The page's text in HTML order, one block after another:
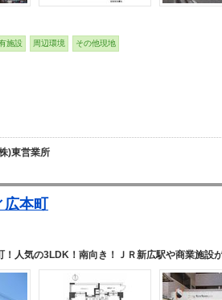
施設 周辺環境 その他現地
)東営業所
広本町
！人気の3LDK！南向き！ＪＲ新広駅や商業施設